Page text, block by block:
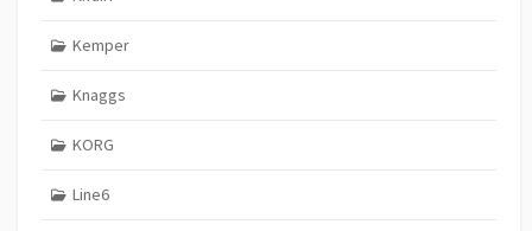
Kemper
Knaggs
KORG
Line6